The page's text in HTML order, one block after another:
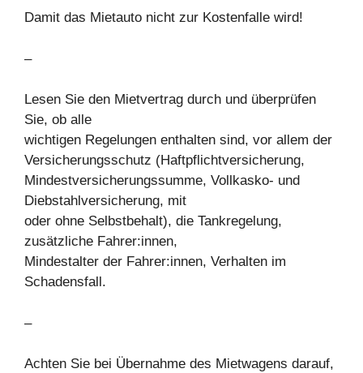
Damit das Mietauto nicht zur Kostenfalle wird!
–
Lesen Sie den Mietvertrag durch und überprüfen
Sie, ob alle
wichtigen Regelungen enthalten sind, vor allem der
Versicherungsschutz (Haftpflichtversicherung,
Mindestversicherungssumme, Vollkasko- und
Diebstahlversicherung, mit
oder ohne Selbstbehalt), die Tankregelung,
zusätzliche Fahrer:innen,
Mindestalter der Fahrer:innen, Verhalten im
Schadensfall.
–
Achten Sie bei Übernahme des Mietwagens darauf,